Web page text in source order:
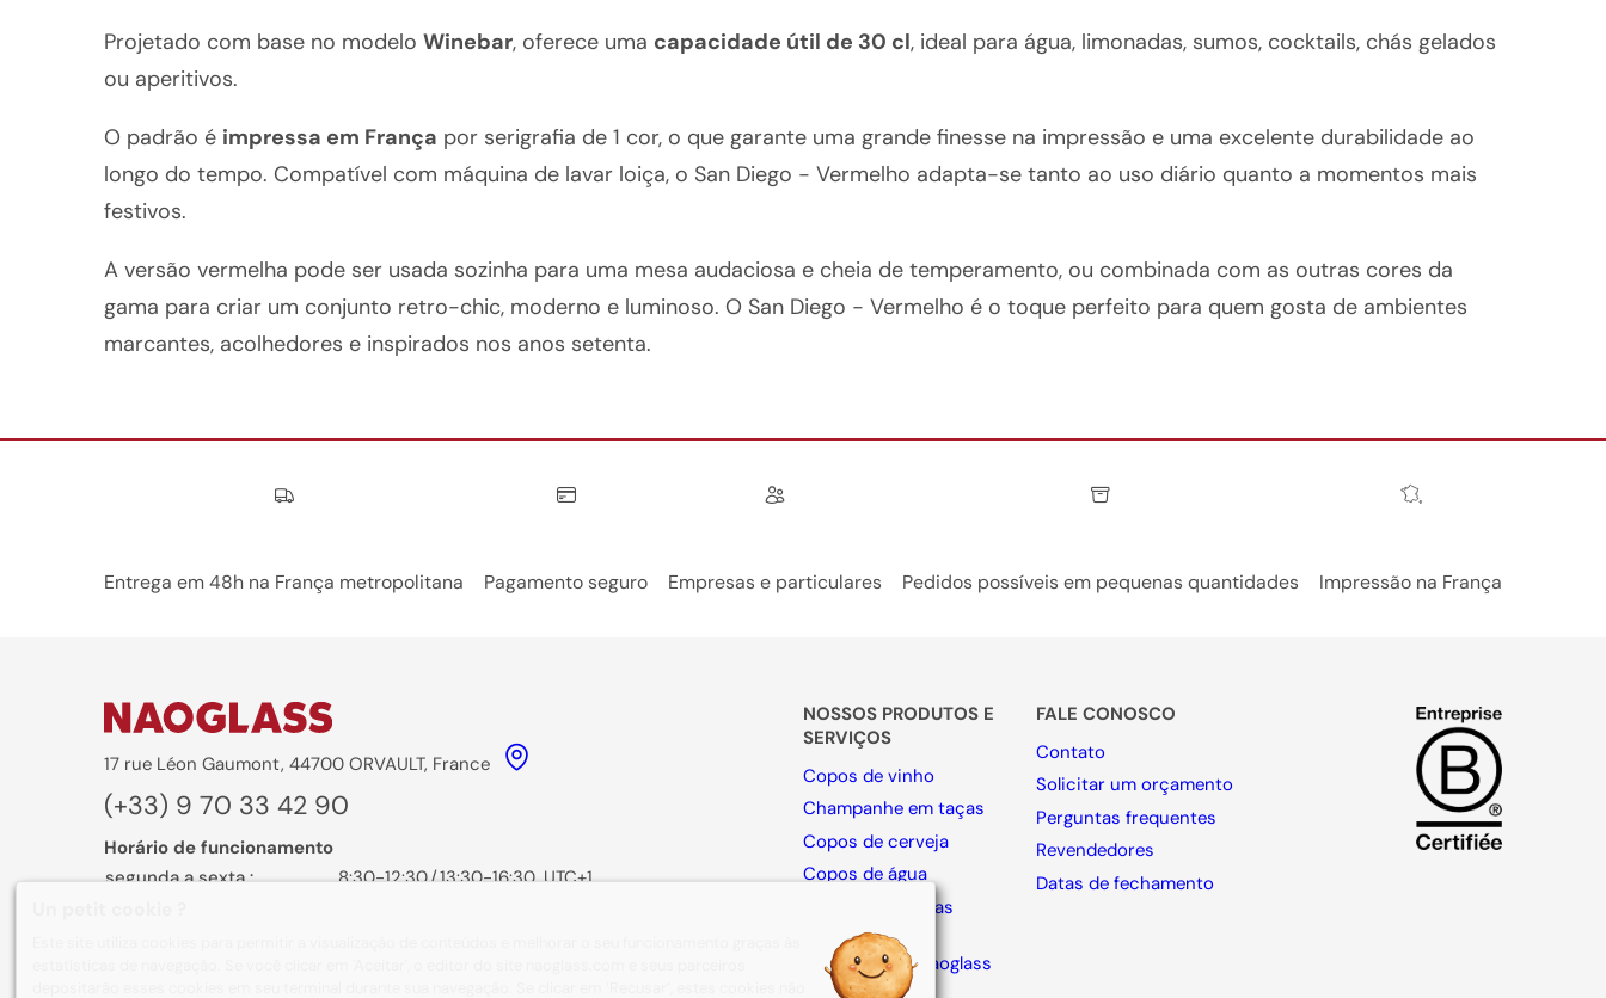
Projetado com base no modelo Winebar, oferece uma capacidade útil de 30 cl, ideal para água, limonadas, sumos, cocktails, chás gelados
ou aperitivos.
O padrão é impressa em França por serigrafia de 1 cor, o que garante uma grande finesse na impressão e uma excelente durabilidade ao
longo do tempo. Compatível com máquina de lavar loiça, o San Diego - Vermelho adapta-se tanto ao uso diário quanto a momentos mais
festivos.
A versão vermelha pode ser usada sozinha para uma mesa audaciosa e cheia de temperamento, ou combinada com as outras cores da
gama para criar um conjunto retro-chic, moderno e luminoso. O San Diego - Vermelho é o toque perfeito para quem gosta de ambientes
marcantes, acolhedores e inspirados nos anos setenta.
Nos engagements
Entrega em 48h na França metropolitana Pagamento seguro Empresas e particulares Pedidos possíveis em pequenas quantidades Impressão na França
17 rue Léon Gaumont, 44700 ORVAULT, France
(+33) 9 70 33 42 90
Horário de funcionamento
segunda a sexta :
8:30-12:30/13:30-16:30, UTC+1
NOSSOS PRODUTOS E
SERVIÇOS
Copos de vinho
Champanhe em taças
Copos de cerveja
Copos de água
Copos de bebidas
espirituosas
Collection By Naoglass
FALE CONOSCO
Contato
Solicitar um orçamento
Perguntas frequentes
Revendedores
Datas de fechamento